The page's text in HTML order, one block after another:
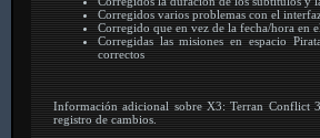
Corregidos varios problemas con el
Corregido que en vez de la fecha/hora en
Corregidas las misiones en espacio
correctos
Información adicional sobre X3: Terran Conflict
registro de cambios.